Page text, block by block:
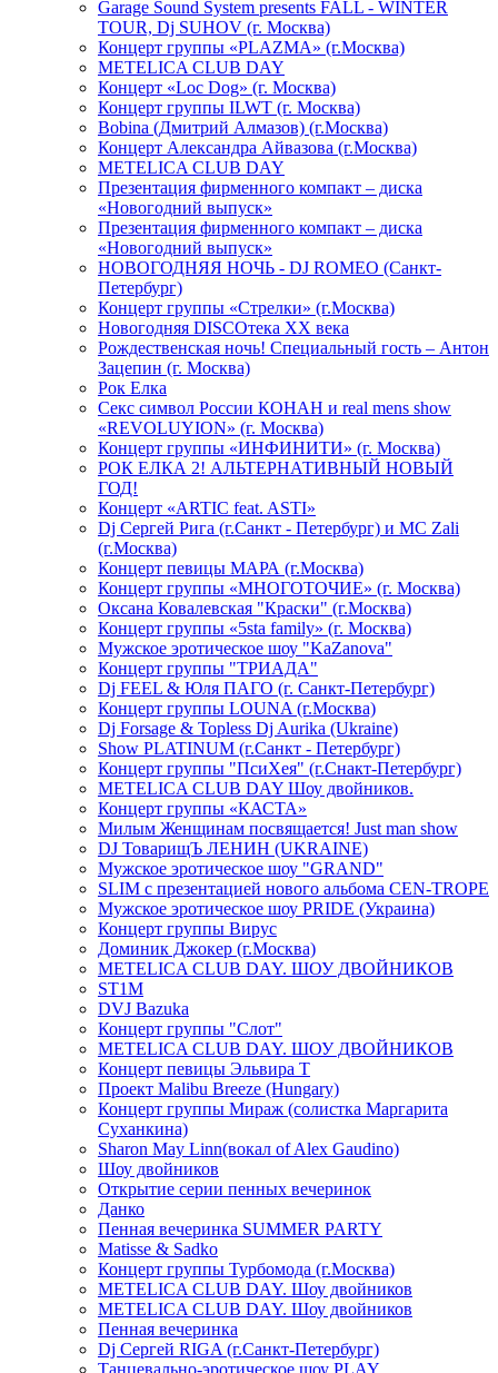
Garage Sound System presents FALL - WINTER
TOUR, Dj SUHOV (г. Москва)
Концерт группы «PLAZMA» (г.Москва)
METELICA CLUB DAY
Концерт «Loc Dog» (г. Москва)
Концерт группы ILWT (г. Москва)
Bobina (Дмитрий Алмазов) (г.Москва)
Концерт Александра Айвазова (г.Москва)
METELICA CLUB DAY
Презентация фирменного компакт – диска
«Новогодний выпуск»
Презентация фирменного компакт – диска
«Новогодний выпуск»
НОВОГОДНЯЯ НОЧЬ - DJ ROMEO (Санкт-
Петербург)
Концерт группы «Стрелки» (г.Москва)
Новогодняя DISCOтека ХХ века
Рождественская ночь! Специальный гость – Антон
Зацепин (г. Москва)
Рок Елка
Секс символ России КОНАН и real mens show
«REVOLUYION» (г. Москва)
Концерт группы «ИНФИНИТИ» (г. Москва)
РОК ЕЛКА 2! АЛЬТЕРНАТИВНЫЙ НОВЫЙ
ГОД!
Концерт «ARTIC feat. ASTI»
Dj Сергей Рига (г.Санкт - Петербург) и MC Zali
(г.Москва)
Концерт певицы МАРА (г.Москва)
Концерт группы «МНОГОТОЧИЕ» (г. Москва)
Оксана Ковалевская "Краски" (г.Москва)
Концерт группы «5sta family» (г. Москва)
Мужское эротическое шоу "KaZanova"
Концерт группы "ТРИАДА"
Dj FEEL & Юля ПАГО (г. Санкт-Петербург)
Концерт группы LOUNA (г.Москва)
Dj Forsage & Topless Dj Aurika (Ukraine)
Show PLATINUM (г.Санкт - Петербург)
Концерт группы "ПсиХея" (г.Снакт-Петербург)
METELICA CLUB DAY Шоу двойников.
Концерт группы «КАСТА»
Милым Женщинам посвящается! Just man show
DJ ТоварищЪ ЛЕНИН (UKRAINE)
Мужское эротическое шоу "GRAND"
SLIM с презентацией нового альбома CEN-TROPE
Мужское эротическое шоу PRIDE (Украина)
Концерт группы Вирус
Доминик Джокер (г.Москва)
METELICA CLUB DAY. ШОУ ДВОЙНИКОВ
ST1M
DVJ Bazuka
Концерт группы "Слот"
METELICA CLUB DAY. ШОУ ДВОЙНИКОВ
Концерт певицы Эльвира Т
Проект Malibu Breeze (Hungary)
Концерт группы Мираж (солистка Маргарита
Суханкина)
Sharon May Linn(вокал of Alex Gaudino)
Шоу двойников
Открытие серии пенных вечеринок
Данко
Пенная вечеринка SUMMER PARTY
Matisse & Sadko
Концерт группы Турбомода (г.Москва)
METELICA CLUB DAY. Шоу двойников
METELICA CLUB DAY. Шоу двойников
Пенная вечеринка
Dj Сергей RIGA (г.Санкт-Петербург)
Танцевально-эротическое шоу PLAY